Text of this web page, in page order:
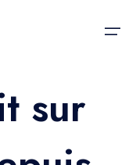
sur